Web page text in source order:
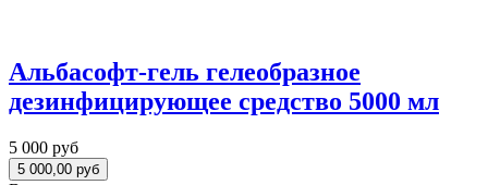
Альбасофт-гель гелеобразное
дезинфицирующее средство 5000 мл
5 000 руб